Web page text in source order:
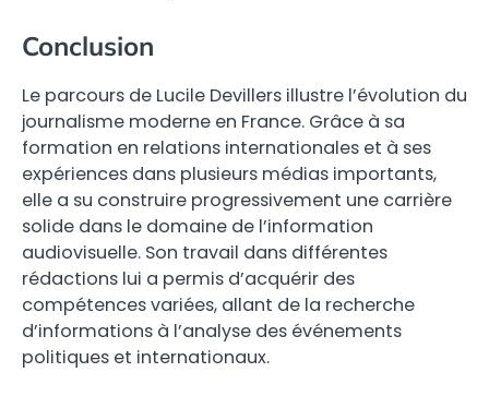
Conclusion
Le parcours de Lucile Devillers illustre l’évolution du
journalisme moderne en France. Grâce à sa
formation en relations internationales et à ses
expériences dans plusieurs médias importants,
elle a su construire progressivement une carrière
solide dans le domaine de l’information
audiovisuelle. Son travail dans différentes
rédactions lui a permis d’acquérir des
compétences variées, allant de la recherche
d’informations à l’analyse des événements
politiques et internationaux.